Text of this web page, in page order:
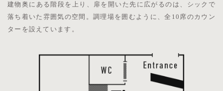
建物奥にある階段を上り、扉を開いた先に広がるのは、 シックで
落ち着いた雰囲気の空間。調理場を囲むように、全10席のカウン
ターを設えています。